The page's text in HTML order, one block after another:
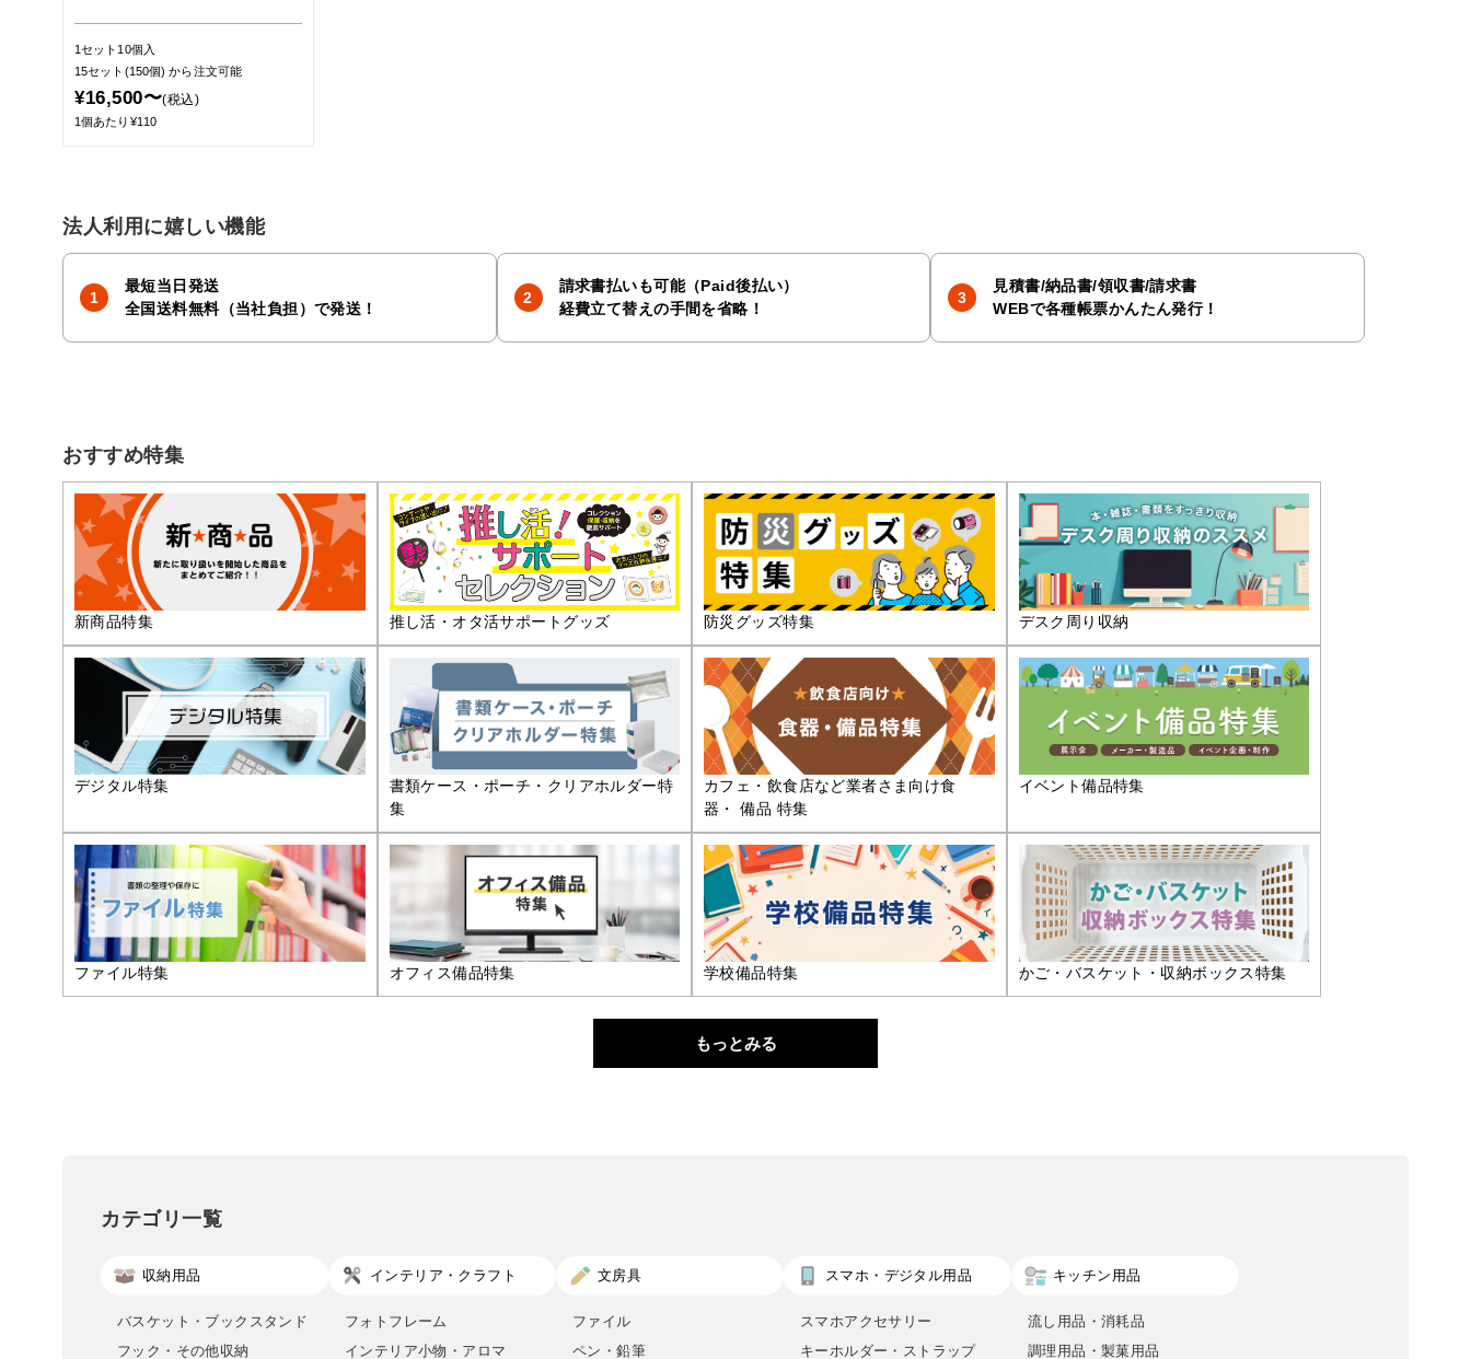
1セット10個入
15セット(150個)から注文可能
¥16,500〜(税込)
1個あたり¥110
法人利用に嬉しい機能
最短当日発送
全国送料無料（当社負担）で発送！
請求書払いも可能（Paid後払い）
経費立て替えの手間を省略！
見積書/納品書/領収書/請求書
WEBで各種帳票かんたん発行！
おすすめ特集
新商品特集 推し活・オタ活サポートグッズ 防災グッズ特集 デスク周り収納
デジタル特集
書類ケース・ポーチ・クリアホルダー特
集
カフェ・飲食店など業者さま向け食
器・ 備品 特集
イベント備品特集
ファイル特集 オフィス備品特集 学校備品特集 かご・バスケット・収納ボックス特集
もっとみる
カテゴリ一覧
収納用品
バスケット・ブックスタンド
フック・その他収納
インテリア・クラフト
フォトフレーム
インテリア小物・アロマ
文房具
ファイル
ペン・鉛筆
スマホ・デジタル用品
スマホアクセサリー
キーホルダー・ストラップ
キッチン用品
流し用品・消耗品
調理用品・製菓用品